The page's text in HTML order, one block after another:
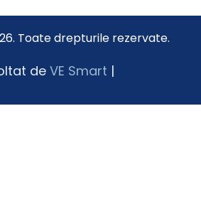
Toate drepturile rezervate.
deVE Smart |